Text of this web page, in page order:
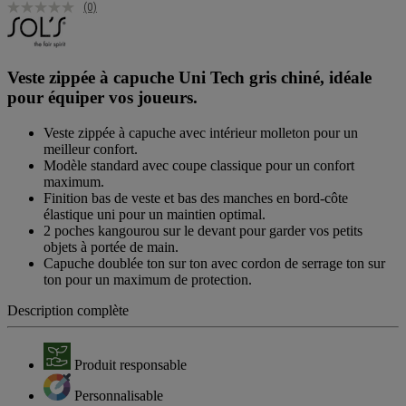
(0)
Veste zippée à capuche Uni Tech gris chiné, idéale
pour équiper vos joueurs.
Veste zippée à capuche avec intérieur molleton pour un
meilleur confort.
Modèle standard avec coupe classique pour un confort
maximum.
Finition bas de veste et bas des manches en bord-côte
élastique uni pour un maintien optimal.
2 poches kangourou sur le devant pour garder vos petits
objets à portée de main.
Capuche doublée ton sur ton avec cordon de serrage ton sur
ton pour un maximum de protection.
Description complète
Produit responsable
Personnalisable